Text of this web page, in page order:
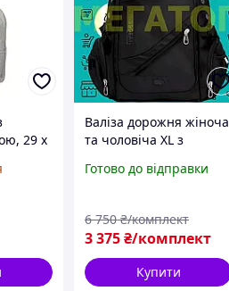
29 x
Валіза дорожня жіноча
та чоловіча XL з
телескопічною ручкою
корпусом полікарбонат
Готово до відправки
3 375₴/комплект
6 750 ₴/комплект
Купити